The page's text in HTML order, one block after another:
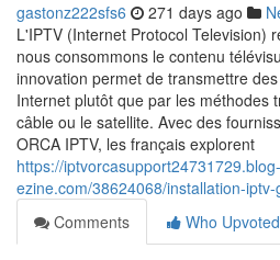
gastonz222sfs6 271 days ago
L'IPTV (Internet Protocol Television)
nous consommons le contenu
innovation permet de transmettre
Internet plutôt que par les méthodes
câble ou le satellite. Avec des
ORCA IPTV, les français explorent
https://iptvorcasupport24731729.blog-
ezine.com/38624068/installation-
Comments
Who Upvoted